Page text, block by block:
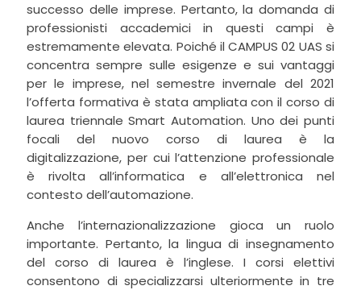
successo delle imprese. Pertanto, la domanda di
professionisti accademici in questi campi è
estremamente elevata. Poiché il CAMPUS 02 UAS si
concentra sempre sulle esigenze e sui vantaggi
per le imprese, nel semestre invernale del 2021
l’offerta formativa è stata ampliata con il corso di
laurea triennale Smart Automation. Uno dei punti
focali del nuovo corso di laurea è la
digitalizzazione, per cui l’attenzione professionale
è rivolta all’informatica e all’elettronica nel
contesto dell’automazione.
Anche l’internazionalizzazione gioca un ruolo
importante. Pertanto, la lingua di insegnamento
del corso di laurea è l’inglese. I corsi elettivi
consentono di specializzarsi ulteriormente in tre